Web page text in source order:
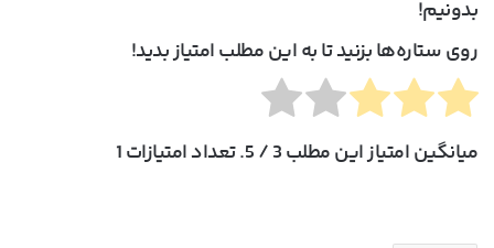
بدونیم!
روی ستاره‌ها بزنید تا به این مطلب امتیاز بدید!
میانگین امتیاز این مطلب3/ 5. تعداد امتیازات 1